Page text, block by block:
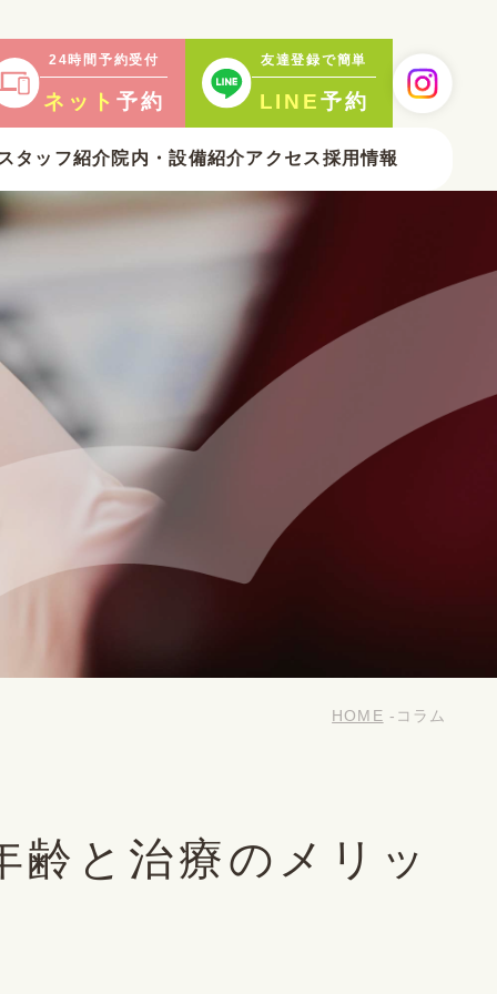
24時間予約受付
ネット 予約
友達登録で簡単
LINE予約
タッフ紹介院内・設備紹介アクセス採用情報
HOME コラム
齢と治療のメリッ